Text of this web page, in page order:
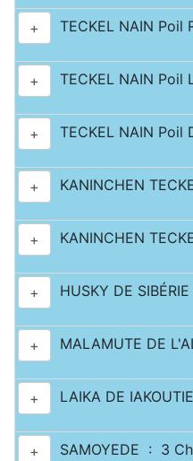
+ TECKEL NAIN Poil
+ TECKEL NAIN
+ TECKEL NAIN
+ KANINCHEN
+ KANINCHEN
+ HUSKY DE
+ MALAMUTE DE
+ LAIKA DE
+ SAMOYEDE : 3